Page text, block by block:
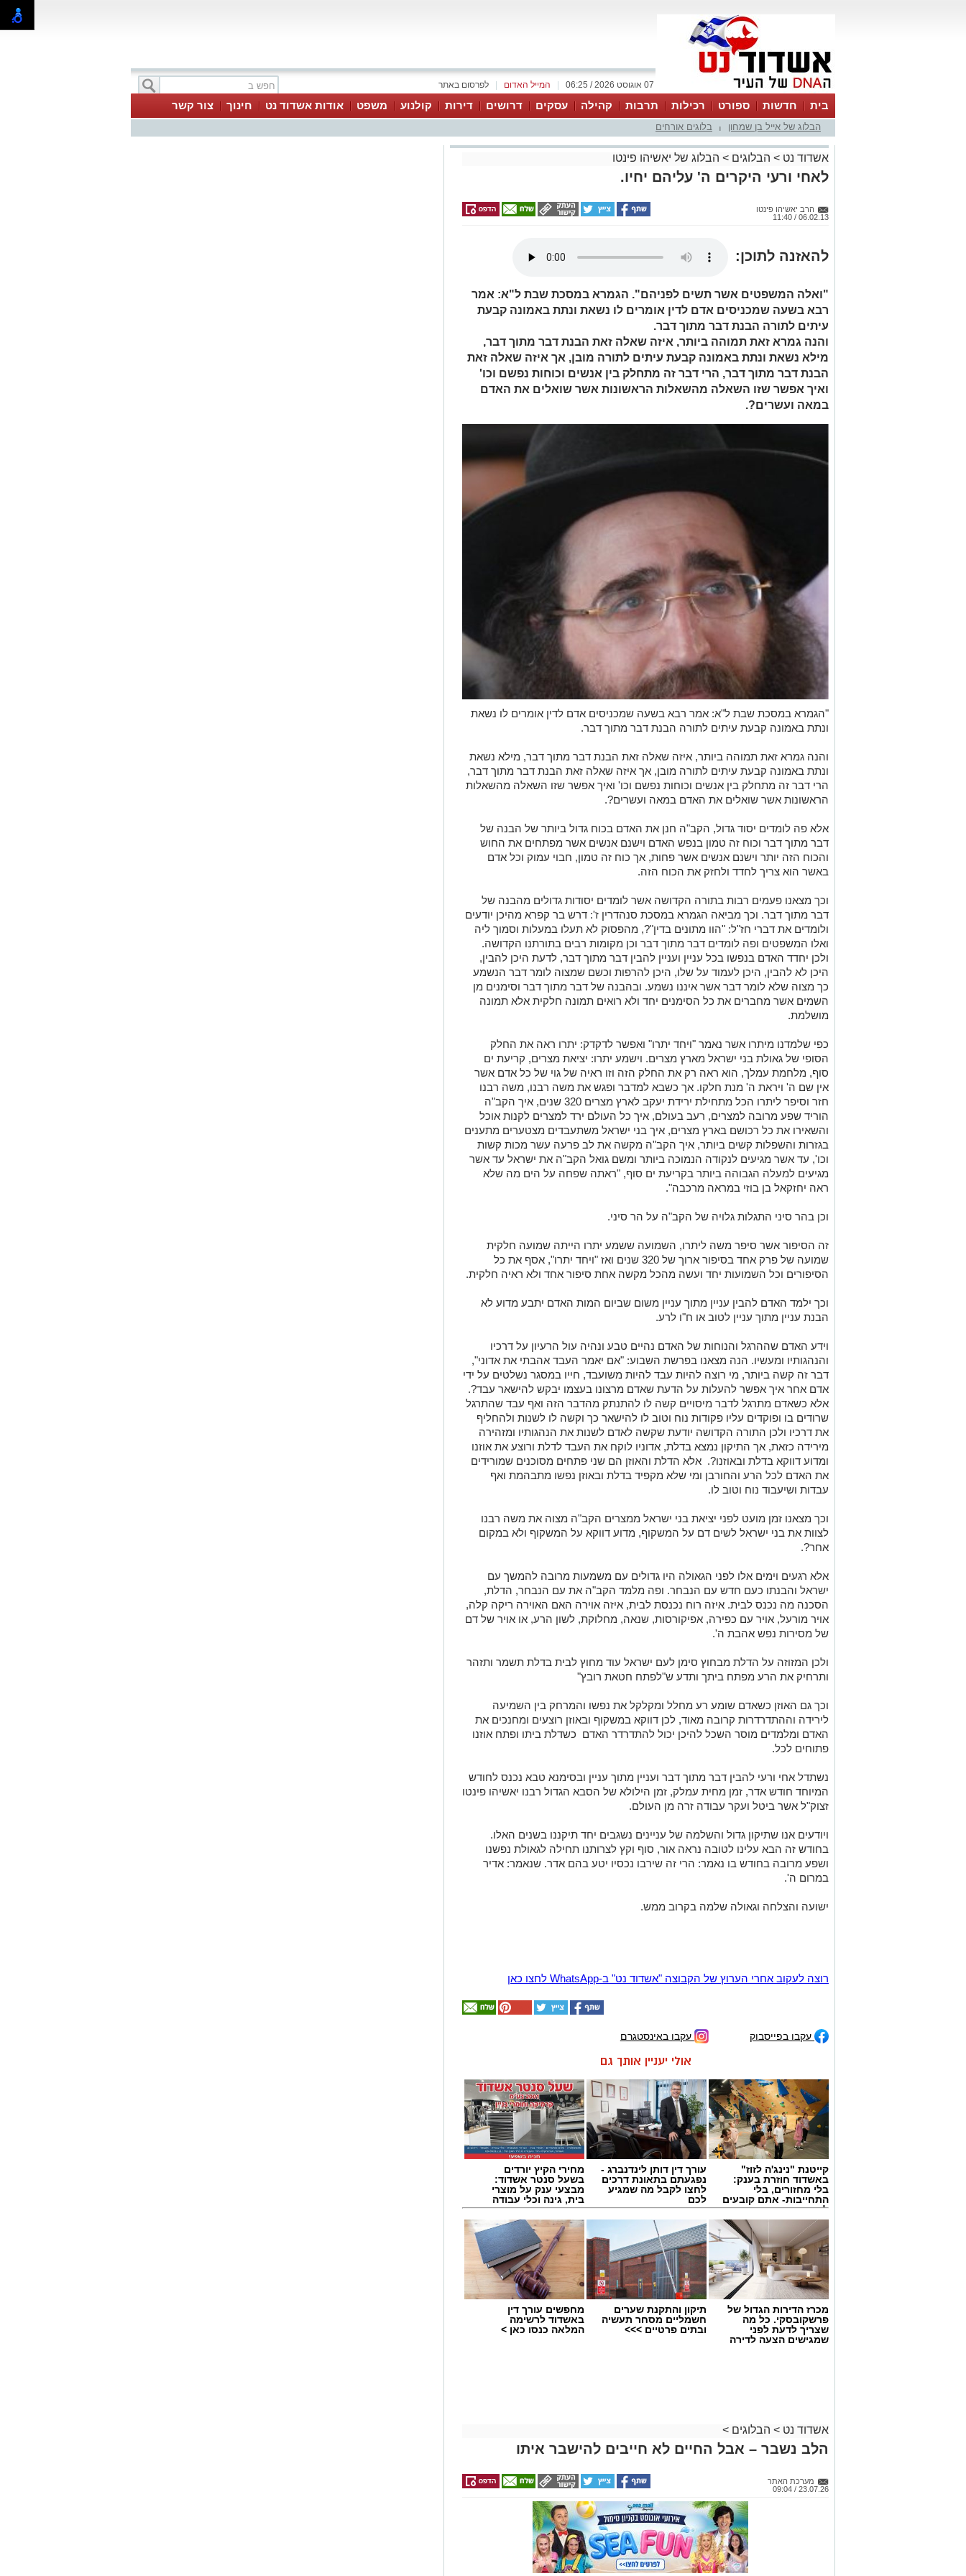
לפרסום באתר המייל האדום 07 אוגוסט 2026 / 06:25
בית חדשות ספורט רכילות תרבות קהילה עסקים דרושים דירות קולנוע משפט אודות אשדוד נט חינוך צור קשר
הבלוג של אייל בן שמחון בלוגים אורחים
אשדוד נט > הבלוגים > הבלוג של יאשיהו פינטו
לאחי ורעי היקרים ה' עליהם יחיו.
הרב יאשיהו פינטו
06.02.13 / 11:40
להאזנה לתוכן:
"ואלה המשפטים אשר תשים לפניהם". הגמרא במסכת שבת ל"א: אמר
רבא בשעה שמכניסים אדם לדין אומרים לו נשאת ונתת באמונה קבעת
עיתים לתורה הבנת דבר מתוך דבר.
והנה גמרא זאת תמוהה ביותר, איזה שאלה זאת הבנת דבר מתוך דבר,
מילא נשאת ונתת באמונה קבעת עיתים לתורה מובן, אך איזה שאלה זאת
הבנת דבר מתוך דבר, הרי דבר זה מתחלק בין אנשים וכוחות נפשם וכו'
ואיך אפשר שזו השאלה מהשאלות הראשונות אשר שואלים את האדם
במאה ועשרים?.
"הגמרא במסכת שבת ל"א: אמר רבא בשעה שמכניסים אדם לדין אומרים לו נשאת
ונתת באמונה קבעת עיתים לתורה הבנת דבר מתוך דבר.
והנה גמרא זאת תמוהה ביותר, איזה שאלה זאת הבנת דבר מתוך דבר, מילא נשאת
ונתת באמונה קבעת עיתים לתורה מובן, אך איזה שאלה זאת הבנת דבר מתוך דבר,
הרי דבר זה מתחלק בין אנשים וכוחות נפשם וכו' ואיך אפשר שזו השאלה מהשאלות
הראשונות אשר שואלים את האדם במאה ועשרים?.
אלא פה לומדים יסוד גדול, הקב"ה חנן את האדם בכוח גדול ביותר של הבנה של
דבר מתוך דבר וכוח זה טמון בנפש האדם וישנם אנשים אשר מפתחים את החוש
והכוח הזה יותר וישנם אנשים אשר פחות, אך כוח זה טמון, חבוי עמוק וכל אדם
באשר הוא צריך לחדד ולחזק את הכוח הזה.
וכך מצאנו פעמים רבות בתורה הקדושה אשר לומדים יסודות גדולים מהבנה של
דבר מתוך דבר. וכך מביאה הגמרא במסכת סנהדרין ז': דרש בר קפרא מהיכן יודעים
ולומדים את דברי חז"ל: "הוו מתונים בדין"?, מהפסוק לא תעלו במעלות וסמוך ליה
ואלו המשפטים ופה לומדים דבר מתוך דבר וכן מקומות רבים בתורתנו הקדושה.
ולכן יחדד האדם בנפשו בכל עניין ועניין להבין דבר מתוך דבר, לדעת היכן להבין,
היכן לא להבין, היכן לעמוד על שלו, היכן להרפות וכשם שמצוה לומר דבר הנשמע
כך מצוה שלא לומר דבר אשר איננו נשמע. ובהבנה של דבר מתוך דבר וסימנים מן
השמים אשר מחברים את כל הסימנים יחד ולא רואים תמונה חלקית אלא תמונה
מושלמת.
כפי שלמדנו מיתרו אשר נאמר "ויחד יתרו" ואפשר לדקדק: יתרו ראה את החלק
הסופי של גאולת בני ישראל מארץ מצרים. וישמע יתרו: יציאת מצרים, קריעת ים
סוף, מלחמת עמלך, הוא ראה רק את החלק הזה וזו ראיה של גוי של כל אדם אשר
אין שם ה' ויראת ה' מנת חלקו. אך כשבא למדבר ופגש את משה רבנו, משה רבנו
חזר וסיפר ליתרו הכל מתחילת ירידת יעקב לארץ מצרים 320 שנים, איך הקב"ה
הוריד שפע מרובה למצרים, רעב בעולם, איך כל העולם ירד למצרים לקנות אוכל
והשאירו את כל רכושם בארץ מצרים, איך בני ישראל משתעבדים מצטערים מתענים
בגזרות והשפלות קשים ביותר, איך הקב"ה מקשה את לב פרעה עשר מכות קשות
וכו', עד אשר מגיעים לנקודה הנמוכה ביותר ומשם גואל הקב"ה את ישראל עד אשר
מגיעים למעלה הגבוהה ביותר בקריעת ים סוף, "ראתה שפחה על הים מה שלא
ראה יחזקאל בן בוזי במראה מרכבה".
וכן בהר סיני התגלות גלויה של הקב"ה על הר סיני.
זה הסיפור אשר סיפר משה ליתרו, השמועה ששמע יתרו הייתה שמועה חלקית
שמועה של פרק אחד בסיפור ארוך של 320 שנים ואז "ויחד יתרו", אסף את כל
הסיפורים וכל השמועות יחד ועשה מהכל מקשה אחת סיפור אחד ולא ראיה חלקית.
וכך ילמד האדם להבין עניין מתוך עניין משום שביום המות האדם יתבע מדוע לא
הבנת עניין מתוך עניין לטוב או ח"ו לרע.
וידע האדם שההרגל והנוחות של האדם נהיים טבע ונהיה עול הרעיון על דרכיו
והנהגותיו ומעשיו. הנה מצאנו בפרשת השבוע: "אם יאמר העבד אהבתי את אדוני",
דבר זה קשה ביותר, מי רוצה להיות עבד להיות משועבד, חייו במסגר נשלטים על ידי
אדם אחר איך אפשר להעלות על הדעת שאדם מרצונו בעצמו יבקש להישאר עבד?.
אלא כשאדם מתרגל לדבר מיסויים קשה לו להתנתק מהדבר הזה ואף עבד שהתרגל
שרודים בו ופוקדים עליו פקודות נוח וטוב לו להישאר כך וקשה לו לשנות ולהחליף
את דרכיו ולכן התורה הקדושה יודעת שקשה לאדם לשנות את הנהגותיו ומזהירה
מירידה כזאת, אך התיקון נמצא בדלת, אדוניו לוקח את העבד לדלת ורוצע את אוזנו
ומדוע דווקא בדלת ובאוזנו?. אלא הדלת והאוזן הם שני פתחים מסוכנים שמורידים
את האדם לכל הרע והחורבן ומי שלא מקפיד בדלת ובאוזן נפשו מתבהמת ואף
עבדות ושיעבוד נוח וטוב לו.
וכך מצאנו זמן מועט לפני יציאת בני ישראל ממצרים הקב"ה מצוה את משה רבנו
לצוות את בני ישראל לשים דם על המשקוף, מדוע דווקא על המשקוף ולא במקום
אחר?.
אלא רגעים וימים אלו לפני הגאולה היו גדולים עם משמעות מרובה להמשך עם
ישראל והבנתו כעם חדש עם הנבחר. ופה מלמד הקב"ה את עם הנבחר, הדלת,
הסכנה מה נכנס לבית. איזה רוח נכנסת לבית, איזה אוירה האם האוירה ריקה קלה,
אויר מורעל, אויר עם כפירה, אפיקורסות, שנאה, מחלוקת, לשון הרע, או אויר של דם
של מסירות נפש אהבת ה'.
ולכן המזוזה על הדלת מבחוץ סימן לעם ישראל עוד מחוץ לבית בדלת תשמר ותזהר
ותרחיק את הרע מפתח ביתך ותדע ש"לפתח חטאת רובץ"
וכך גם האוזן כשאדם שומע רע מחלל ומקלקל את נפשו והמרחק בין השמיעה
לירידה וההתדרדרות קרובה מאוד, לכן דווקא במשקוף ובאוזן רוצעים ומחנכים את
האדם ומלמדים מוסר השכל להיכן יכול להתדרדר האדם כשדלת ביתו ופתח אוזנו
פתוחים לכל.
נשתדל אחי ורעי להבין דבר מתוך דבר ועניין מתוך עניין ובסימנא טבא נכנס לחודש
המיוחד חודש אדר, זמן מחית עמלק, זמן הילולא של הסבא הגדול רבנו יאשיהו פינטו
זצוק"ל אשר ביטל ועקר עבודה זרה מן העולם.
ויודעים אנו שתיקון גדול והשלמה של עניינים נשגבים יחד תיקננו בשנים האלו.
בחודש זה הבא עלינו לטובה נראה אור, סוף וקץ לצרותנו תחילה לגאולת נפשנו
ושפע מרובה בחודש בו נאמר: הרי זה שירבו נכסיו יטע בהם אדר. שנאמר: אדיר
במרום ה'.
ישועה והצלחה וגאולה שלמה בקרוב ממש.
רוצה לעקוב אחרי הערוץ של הקבוצה "אשדוד נט" ב-WhatsApp לחצו כאן
עקבו בפייסבוק עקבו באינסטגרם
אולי יעניין אותך גם
קייטנת "נינג'ה לזוז"
באשדוד חוזרת בענק:
בלי מחזורים, בלי
התחייבות- אתם קובעים
לכמה ואיזה ימים
להירשם!
עורך דין דותן לינדנברג -
נפגעתם בתאונת דרכים
לחצו לקבל מה שמגיע
לכם
מחירי הקיץ יורדים
בשעל סנטר אשדוד:
מבצעי ענק על מוצרי
בית, גינה וכלי עבודה
מכרז הדירות הגדול של
פרשקובסקי. כל מה
שצריך לדעת לפני
שמגישים הצעה לדירה
תיקון והתקנת שערים
חשמליים מסחר תעשיה
ובתים פרטיים >>>
מחפשים עורך דין
באשדוד לרשימה
המלאה כנסו כאן >
אשדוד נט > הבלוגים >
הלב נשבר – אבל החיים לא חייבים להישבר איתו
מערכת האתר
23.07.26 / 09:04